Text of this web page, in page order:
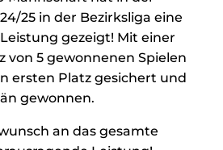
25 in der Bezirksliga eine
gezeigt! Mit einer
von 5 gewonnenen Spielen
ersten Platz gesichert und
gewonnen.
an das gesamte